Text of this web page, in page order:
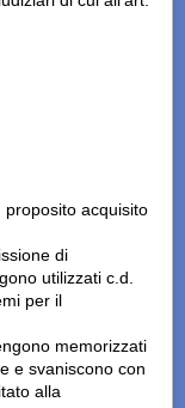
proposito acquisito
di
utilizzati c.d.
per il
memorizzati
e svaniscono con
alla